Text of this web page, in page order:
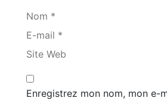
Nom *
E-mail *
Site Web
Enregistrez mon nom, mon e-